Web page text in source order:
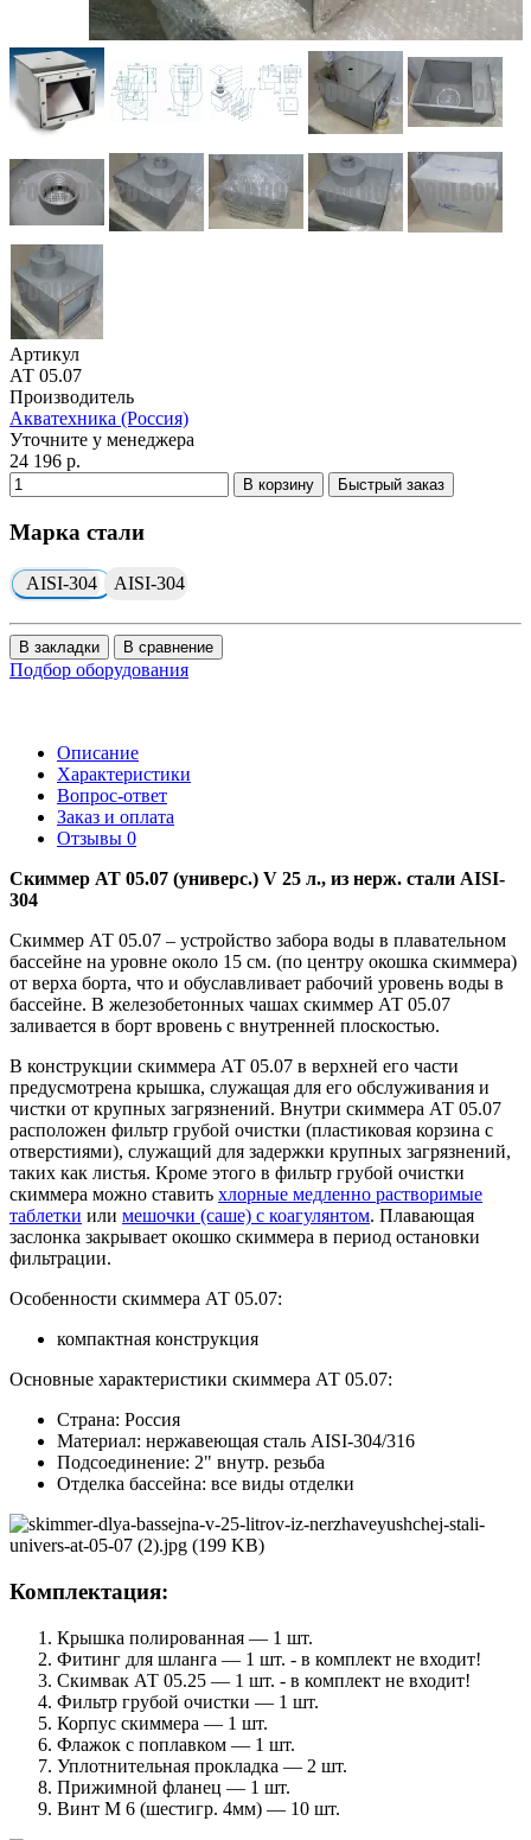
Артикул
АТ 05.07
Производитель
Акватехника (Россия)
Уточните у менеджера
24 196 р.
В корзину Быстрый заказ
Марка стали
AISI-304 AISI-304
В закладки В сравнение
Подбор оборудования
Описание
Характеристики
Вопрос-ответ
Заказ и оплата
Отзывы 0
Скиммер АТ 05.07 (универс.) V 25 л., из нерж. стали AISI-
304
Скиммер АТ 05.07 – устройство забора воды в плавательном
бассейне на уровне около 15 см. (по центру окошка скиммера)
от верха борта, что и обуславливает рабочий уровень воды в
бассейне. В железобетонных чашах скиммер АТ 05.07
заливается в борт вровень с внутренней плоскостью.
В конструкции скиммера АТ 05.07 в верхней его части
предусмотрена крышка, служащая для его обслуживания и
чистки от крупных загрязнений. Внутри скиммера АТ 05.07
расположен фильтр грубой очистки (пластиковая корзина с
отверстиями), служащий для задержки крупных загрязнений,
таких как листья. Кроме этого в фильтр грубой очистки
скиммера можно ставить хлорные медленно растворимые
таблетки или мешочки (саше) с коагулянтом. Плавающая
заслонка закрывает окошко скиммера в период остановки
фильтрации.
Особенности скиммера АТ 05.07:
компактная конструкция
Основные характеристики скиммера АТ 05.07:
Страна: Россия
Материал: нержавеющая сталь AISI-304/316
Подсоединение: 2" внутр. резьба
Отделка бассейна: все виды отделки
Комплектация:
Крышка полированная — 1 шт.
Фитинг для шланга — 1 шт. - в комплект не входит!
Скимвак АТ 05.25 — 1 шт. - в комплект не входит!
Фильтр грубой очистки — 1 шт.
Корпус скиммера — 1 шт.
Флажок с поплавком — 1 шт.
Уплотнительная прокладка — 2 шт.
Прижимной фланец — 1 шт.
Винт М 6 (шестигр. 4мм) — 10 шт.